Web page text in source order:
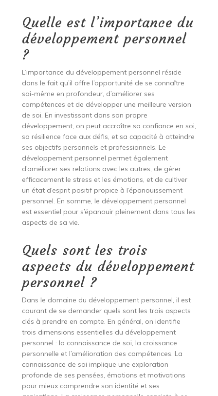
Quelle est l’importance du
développement personnel
?
L’importance du développement personnel réside
dans le fait qu’il offre l’opportunité de se connaître
soi-même en profondeur, d’améliorer ses
compétences et de développer une meilleure version
de soi. En investissant dans son propre
développement, on peut accroître sa confiance en soi,
sa résilience face aux défis, et sa capacité à atteindre
ses objectifs personnels et professionnels. Le
développement personnel permet également
d’améliorer ses relations avec les autres, de gérer
efficacement le stress et les émotions, et de cultiver
un état d’esprit positif propice à l’épanouissement
personnel. En somme, le développement personnel
est essentiel pour s’épanouir pleinement dans tous les
aspects de sa vie.
Quels sont les trois
aspects du développement
personnel ?
Dans le domaine du développement personnel, il est
courant de se demander quels sont les trois aspects
clés à prendre en compte. En général, on identifie
trois dimensions essentielles du développement
personnel : la connaissance de soi, la croissance
personnelle et l’amélioration des compétences. La
connaissance de soi implique une exploration
profonde de ses pensées, émotions et motivations
pour mieux comprendre son identité et ses